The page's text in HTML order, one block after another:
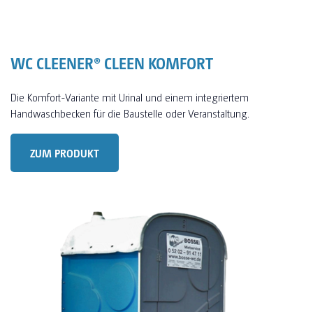
WC CLEENER® CLEEN KOMFORT
Die Komfort-Variante mit Urinal und einem integriertem
Handwaschbecken für die Baustelle oder Veranstaltung.
ZUM PRODUKT